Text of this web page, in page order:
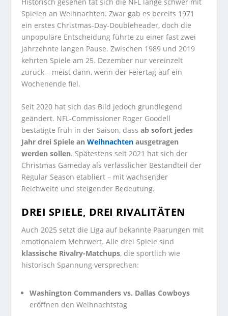
Spielen an Weihnachten. Zwar gab es bereits 1971
ein erstes Christmas-Day-Doubleheader, doch die
unpopuläre Entscheidung führte zu einer fast zwei
Jahrzehnte langen Pause. Zwischen 1989 und 2019
kehrten Spiele am 25. Dezember nur vereinzelt
zurück – meist dann, wenn der Feiertag auf ein
Wochenende fiel.
Seit 2020 hat sich das Bild jedoch grundlegend
geändert. NFL-Commissioner Roger Goodell
bestätigte früh in der Saison, dassab sofort jedes
Jahr drei Spiele anWeihnachtenausgetragen
werden sollen. Spätestens seit 2021 hat sich der
Christmas Gameday als verlässlicher Bestandteil der
Regular Season etabliert – mit wachsender
Reichweite und steigender Bedeutung.
DREI SPIELE, DREI RIVALITÄTEN
Auch 2025 setzt die Liga auf bekannte Paarungen mit
emotionalem Mehrwert. Alle drei Spiele sind
klassische Rivalry-Matchups, die sportlich wie
historisch Spannung versprechen:
Washington Commanders vs. Dallas Cowboys
eröffnen den Weihnachtstag